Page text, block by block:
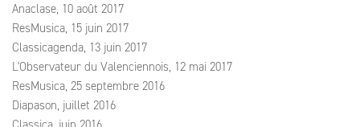
Anaclase, 10 août 2017
ResMusica, 15 juin 2017
Classicagenda, 13 juin 2017
L'Observateur du Valenciennois, 12 mai 2017
ResMusica, 25 septembre 2016
Diapason, juillet 2016